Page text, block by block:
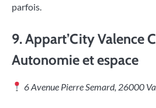
parfois.
9.Appart’City Valence
Autonomie et espace
6 Avenue Pierre Semard, 26000